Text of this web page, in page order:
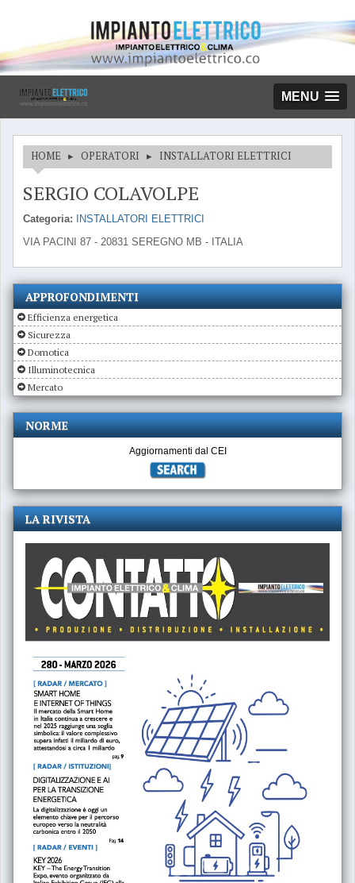
MENU
HOME ▸ OPERATORI ▸ INSTALLATORI ELETTRICI
SERGIO COLAVOLPE
Categoria:
INSTALLATORI ELETTRICI
VIA PACINI 87 - 20831 SEREGNO MB - ITALIA
APPROFONDIMENTI
Efficienza energetica
Sicurezza
Domotica
Illuminotecnica
Mercato
NORME
Aggiornamenti dal CEI
LA RIVISTA